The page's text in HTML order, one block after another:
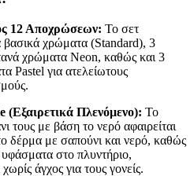
12 Αποχρώσεων: Το σετ
βασικά χρώματα (Standard), 3
χρώματα Neon, καθώς και 3
Pastel για ατελείωτους
Πλενόμενο): Το
τους με βάση το νερό αφαιρείται
δέρμα με σαπούνι και νερό, καθώς
στο πλυντήριο,
άγχος για τους γονείς.